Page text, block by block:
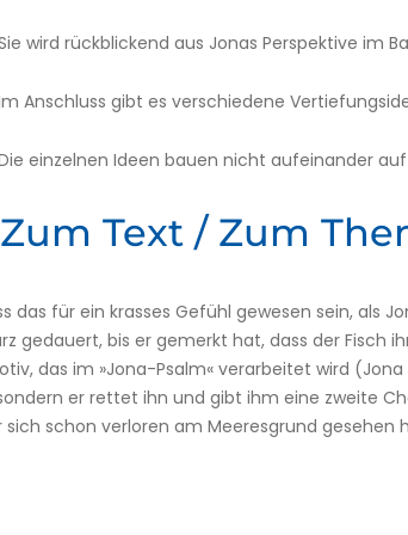
wird rückblickend aus Jonas Perspektive im
Anschluss gibt es verschiedene
einzelnen Ideen bauen nicht aufeinander
Zum Text / Zum
das für ein krasses Gefühl gewesen sein, als
gedauert, bis er gemerkt hat, dass der Fisch
das im »Jona-Psalm« verarbeitet wird
er rettet ihn und gibt ihm eine zweite
sich schon verloren am Meeresgrund